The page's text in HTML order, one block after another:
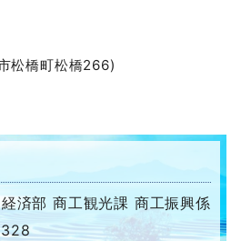
松橋町松橋266)
済部 商工観光課 商工振興係